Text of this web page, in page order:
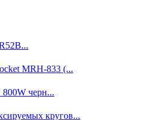
MRH-833 (...
черн...
кругов...